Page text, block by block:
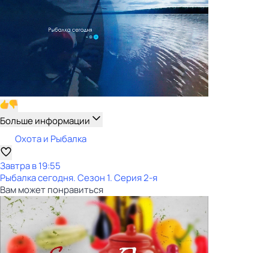
Больше информации
Охота и Рыбалка
Завтра в 19:55
Рыбалка сегодня. Сезон 1. Серия 2-я
Вам может понравиться